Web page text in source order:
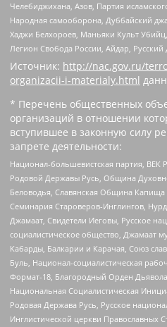
Челебиджихана, Азов, Партия
Народная самооборона, Дуббайский
Хаджи Белхороев, Маньяки Культ
Легион Свобода России, Айдар,
Источник: http://nac.gov.ru/
organizacii-i-materialy.html
* Перечень общественных
организаций в отношении
вступившее в законную силу
запрете деятельности:
Национал-большевистская партия, ВЕК
Родовой Державы Русь, Община
Беловодья, Славянская Община
Семинария Староверов-Инглингов,
Джамаат, Свидетели Иеговы, Русское
социалистическое общество, Джамаат
Кабарды, Балкарии и Карачая, Союз
Буль, Национал-социалистическая
Формат-18, Благородный Орден
Национальная Социалистическая
Родовая Держава Русь, Русское
Инглистической церкви Православных